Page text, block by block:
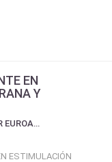
EN
Y
UPEA UNIVERSIDAD POPULAR EUROAMERICANA
ESTIMULACIÓN